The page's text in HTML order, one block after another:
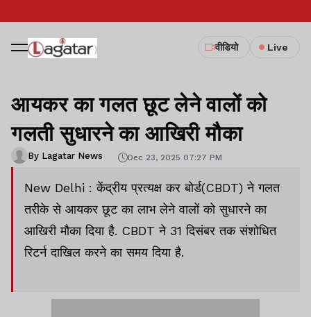
वीडियो Live
आयकर का गलत छूट लेने वालों को
गलती सुधारने का आखिरी मौका
By Lagatar News Dec 23, 2025 07:27 PM
New Delhi : केंद्रीय प्रत्यक्ष कर बोर्ड(CBDT) ने गलत
तरीके से आयकर छूट का लाभ लेने वालों को सुधारने का
आखिरी मौका दिया है. CBDT ने 31 दिसंबर तक संशोधित
रिटर्न दाखिल करने का समय दिया है.